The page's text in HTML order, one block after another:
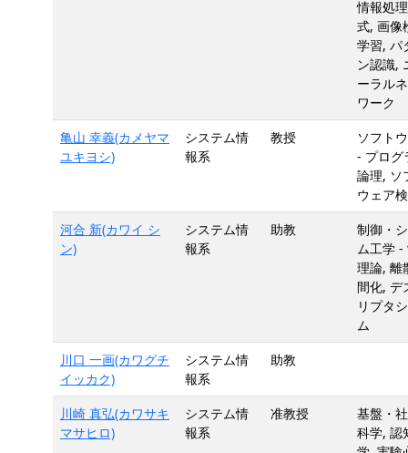
情報処
式, 画像
学習, パ
ン認識,
ーラル
ワーク
亀山 幸義(カメヤマ
ユキヨシ)
システム情
報系
教授
ソフト
- プログ
論理, ソ
ウェア
河合 新(カワイ シ
ン)
システム情
報系
助教
制御・
ム工学 -
理論, 離
間化, デ
リプタ
ム
川口 一画(カワグチ
イッカク)
システム情
報系
助教
川崎 真弘(カワサキ
マサヒロ)
システム情
報系
准教授
基盤・
科学, 認